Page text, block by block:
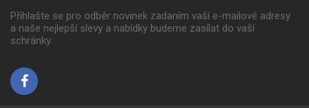
Přihlašte se pro odběr novinek zadaním vaší e-mailové adresy
a naše nejlepší slevy a nabídky budeme zasílat do vaší
schránky.